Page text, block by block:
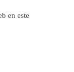
en este